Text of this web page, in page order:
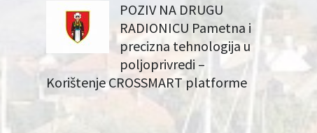
POZIV NA DRUGU
RADIONICU Pametna i
precizna tehnologija u
poljoprivredi –
Korištenje CROSSMART platforme